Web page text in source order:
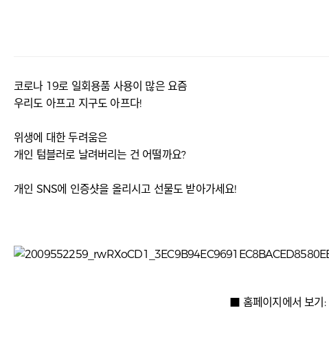
코로나 19로 일회용품 사용이 많은 요즘
우리도 아프고 지구도 아프다!
위생에 대한 두려움은
개인 텀블러로 날려버리는 건 어떨까요?
개인 SNS에 인증샷을 올리시고 선물도 받아가세요!
■ 홈페이지에서 보기: